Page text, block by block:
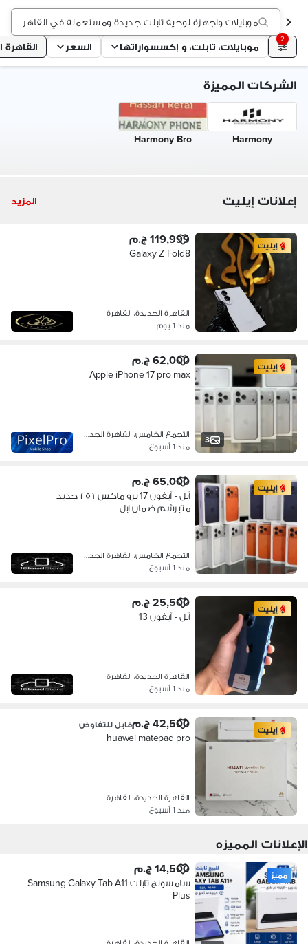
موبايلات واجهزة لوحية تابلت جديدة ومستعملة في القاهرة
2
موبايلات، تابلت، و إكسسواراتها السعر القاهرة
الشركات المميزة
Harmony
Harmony Bro
إعلانات إيليت المزيد
إيليت 119,999 ج.م
Galaxy Z Fold8
القاهرة الجديدة، القاهرة
منذ 1 يوم
3
إيليت 62,000 ج.م
Apple iPhone 17 pro max
التجمع الخامس، القاهرة الجديدة
منذ 1 أسبوع
إيليت 65,000 ج.م
آبل - آيفون 17 برو ماكس ٢٥٦ جديد
متبرشم ضمان ابل
التجمع الخامس، القاهرة الجديدة
منذ 1 أسبوع
إيليت 25,500 ج.م
آبل - آيفون 13
القاهرة الجديدة، القاهرة
منذ 1 أسبوع
إيليت 42,500 ج.م قابل للتفاوض
huawei matepad pro
القاهرة الجديدة، القاهرة
منذ 1 أسبوع
الإعلانات المميزه
مميز 14,500 ج.م
سامسونج تابلت Samsung Galaxy Tab A11
Plus